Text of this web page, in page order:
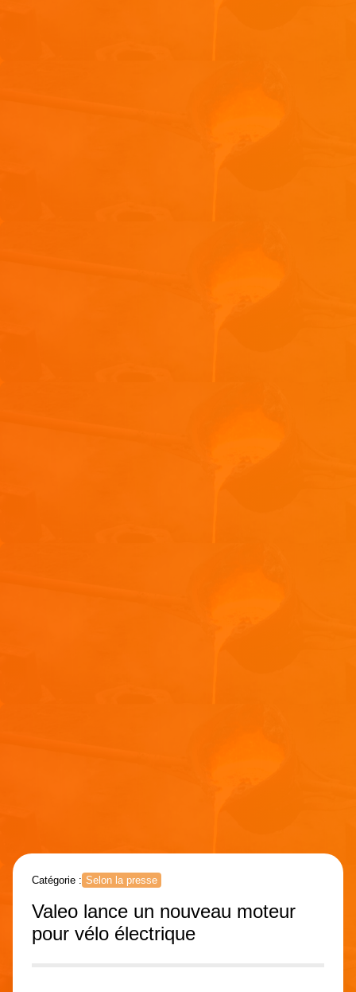
Catégorie : Selon la presse
Valeo lance un nouveau moteur
pour vélo électrique